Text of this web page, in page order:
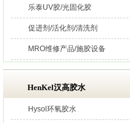
乐泰UV胶/光固化胶
促进剂/活化剂/清洗剂
MRO维修产品/施胶设备
HenKel汉高胶水
Hysol环氧胶水